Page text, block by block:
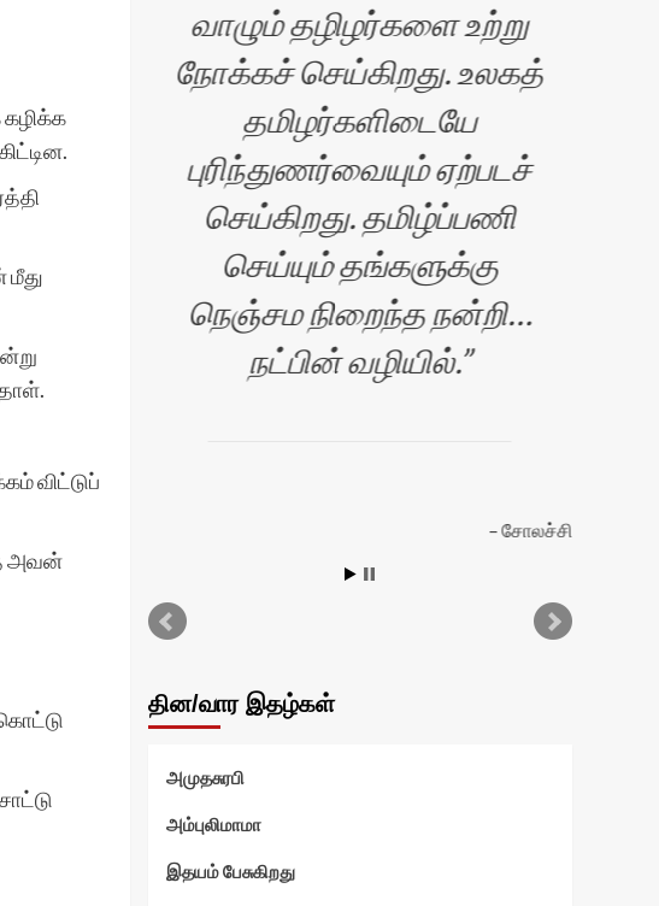
விட்டுப்
அவன்
வாழும் தழிழர்களை உற்று
நோக்கச் செய்கிறது. உலகத்
தமிழர்களிடையே
புரிந்துணர்வையும் ஏற்படச்
செய்கிறது. தமிழ்ப்பணி
செய்யும் தங்களுக்கு
நெஞ்சம நிறைந்த நன்றி…
நட்பின் வழியில்.
சோலச்சி
தின/வார இதழ்கள்
அமுதசுரபி
அம்புலிமாமா
இதயம் பேசுகிறது